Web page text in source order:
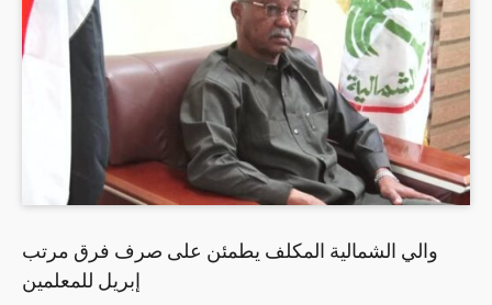
والي الشمالية المكلف يطمئن على صرف فرق مرتب
إبريل للمعلمين